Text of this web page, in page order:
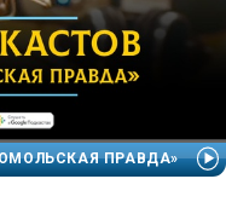
ПРАВДА»